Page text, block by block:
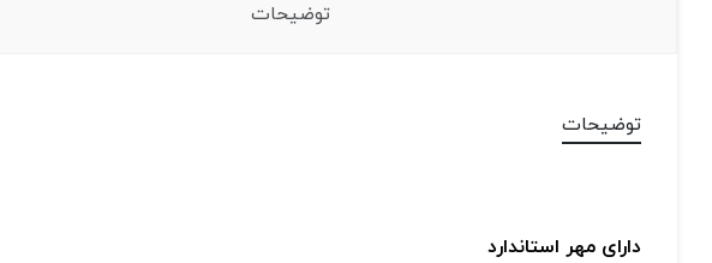
توضیحات
توضیحات
دارای مهر استاندارد